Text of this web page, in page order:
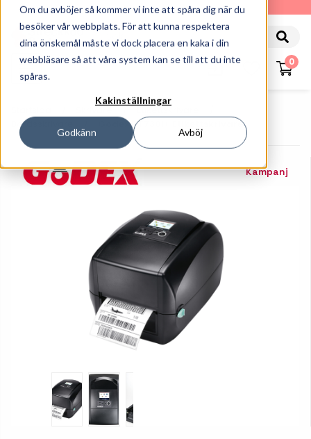
Om du avböjer så kommer vi inte att spåra dig när du
besöker vår webbplats. För att kunna respektera
dina önskemål måste vi dock placera en kaka i din
webbläsare så att våra system kan se till att du inte
spåras.
Kakinställningar
Godkänn Avböj
010-162 61 90
0
Skrivare
Etikettskrivare
Bordsskrivare
Godex RT730i+ Etikettskrivare
Kampanj